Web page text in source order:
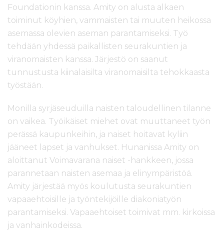
Foundationin kanssa. Amity on alusta alkaen
toiminut köyhien, vammaisten tai muuten heikossa
asemassa olevien aseman parantamiseksi. Työ
tehdään yhdessä paikallisten seurakuntien ja
viranomaisten kanssa. Järjestö on saanut
tunnustusta kiinalaisilta viranomaisilta tehokkaasta
työstään.
Monilla syrjäseuduilla naisten taloudellinen tilanne
on vaikea. Työikäiset miehet ovat muuttaneet työn
perässä kaupunkeihin, ja naiset hoitavat kyliin
jääneet lapset ja vanhukset. Hunanissa Amity on
aloittanut Voimavarana naiset -hankkeen, jossa
parannetaan naisten asemaa ja elinympäristöä.
Amity järjestää myös koulutusta seurakuntien
vapaaehtoisille ja työntekijöille diakoniatyön
parantamiseksi. Vapaaehtoiset toimivat mm. kirkoissa
ja vanhainkodeissa.